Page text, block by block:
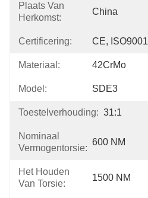
Plaats Van
Herkomst:
China
Certificering: CE, ISO9001
Materiaal: 42CrMo
Model: SDE3
Toestelverhouding: 31:1
Nominaal
Vermogentorsie:
600 NM
Het Houden
Van Torsie:
1500 NM